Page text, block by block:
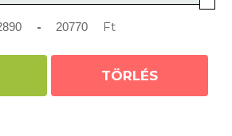
- Ft
TÖRLÉS